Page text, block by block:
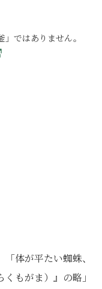
ではありません。
体が平たい蜘蛛、
もがま）』の略」